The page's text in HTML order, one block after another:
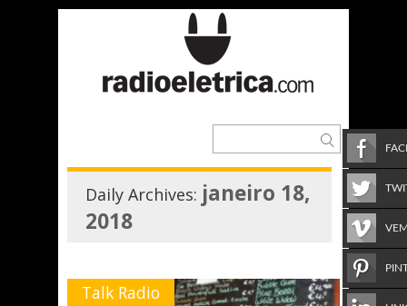
Daily Archives: janeiro 18,
2018
Talk Radio